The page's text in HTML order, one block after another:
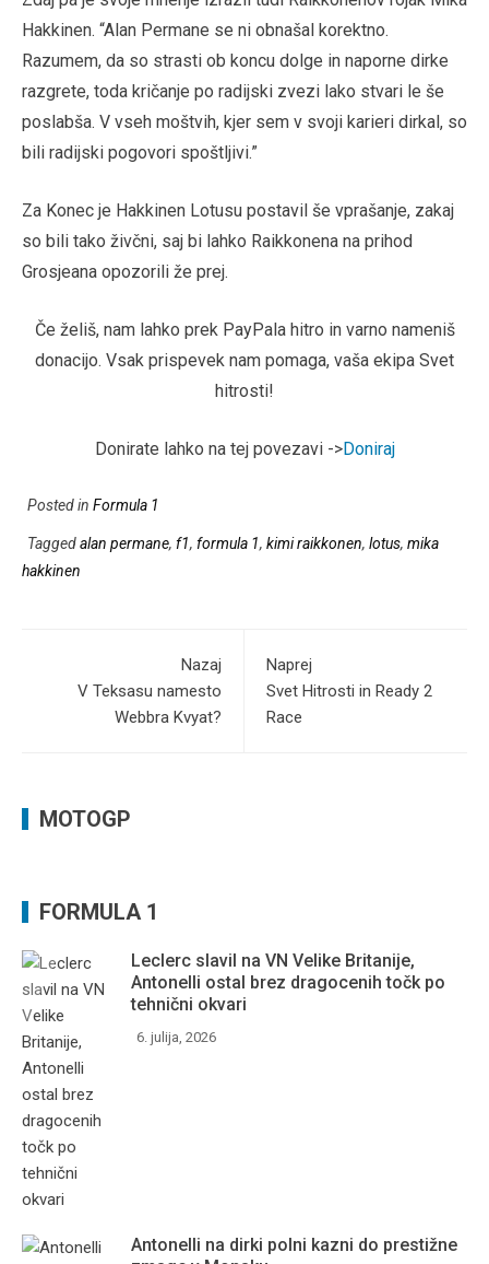
Hakkinen. “Alan Permane se ni obnašal korektno.
Razumem, da so strasti ob koncu dolge in naporne dirke
razgrete, toda kričanje po radijski zvezi lako stvari le še
poslabša. V vseh moštvih, kjer sem v svoji karieri dirkal, so
bili radijski pogovori spoštljivi.”
Za Konec je Hakkinen Lotusu postavil še vprašanje, zakaj
so bili tako živčni, saj bi lahko Raikkonena na prihod
Grosjeana opozorili že prej.
Če želiš, nam lahko prek PayPala hitro in varno nameniš
donacijo. Vsak prispevek nam pomaga, vaša ekipa Svet
hitrosti!
Donirate lahko na tej povezavi ->Doniraj
Posted in Formula 1
Taggedalan permane, f1, formula 1, kimi raikkonen, lotus, mika
hakkinen
Nazaj
V Teksasu namesto
Webbra Kvyat?
Naprej
Svet Hitrosti in Ready 2
Race
MOTOGP
FORMULA 1
Leclerc slavil na VN Velike Britanije,
Antonelli ostal brez dragocenih točk po
tehnični okvari
6. julija, 2026
Antonelli na dirki polni kazni do prestižne